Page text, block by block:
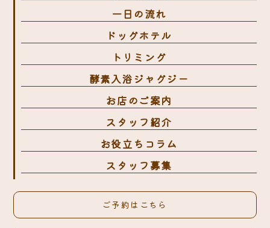
一日の流れ
ドッグホテル
トリミング
酵素入浴ジャグジー
お店のご案内
スタッフ紹介
お役立ちコラム
スタッフ募集
ご予約はこちら